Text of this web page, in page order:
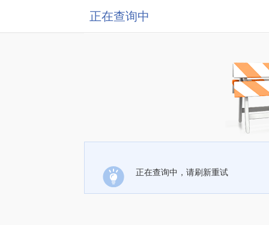
正在查询中
正在查询中，请刷新重试